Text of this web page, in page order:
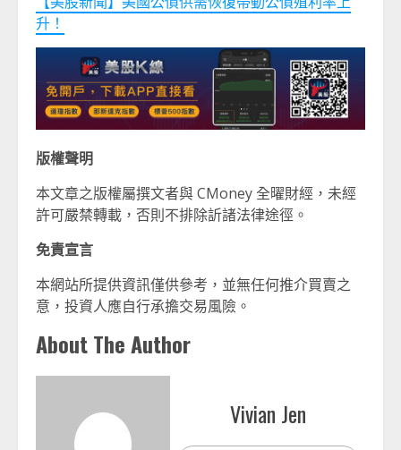
升！
版權聲明
本文章之版權屬撰文者與 CMoney 全曜財經，未經
許可嚴禁轉載，否則不排除訢諸法律途徑。
免責宣言
本網站所提供資訊僅供參考，並無任何推介買賣之
意，投資人應自行承擔交易風險。
About The Author
Vivian Jen